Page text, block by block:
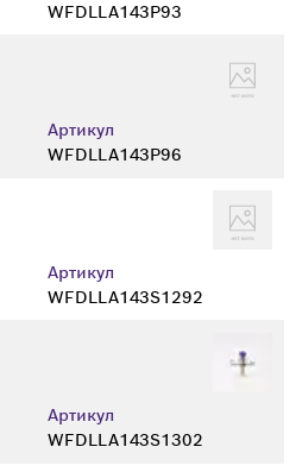
WFDLLA143P93
Артикул
WFDLLA143P96
Артикул
WFDLLA143S1292
Артикул
WFDLLA143S1302